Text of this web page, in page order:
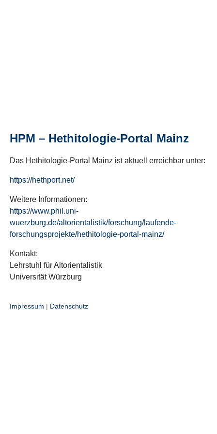
HPM – Hethitologie-Portal Mainz
Das Hethitologie-Portal Mainz ist aktuell erreichbar unter:
https://hethport.net/
Weitere Informationen:
https://www.phil.uni-
wuerzburg.de/altorientalistik/forschung/laufende-
forschungsprojekte/hethitologie-portal-mainz/
Kontakt:
Lehrstuhl für Altorientalistik
Universität Würzburg
Impressum | Datenschutz